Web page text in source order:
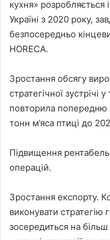
кухня» розробляється
Україні з 2020 року,
безпосередньо
HORECA.
Зростання обсягу
стратегічної зустрічі
повторила попередню
тонн м’яса птиці до
Підвищення
операцій.
Зростання експорту.
виконувати стратегію
зосередиться на